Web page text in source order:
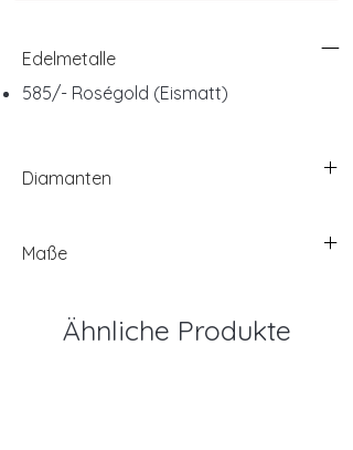
Edelmetalle
585/- Roségold (Eismatt)
Diamanten
Maße
Ähnliche Produkte